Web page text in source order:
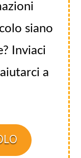
siano
Inviaci
a